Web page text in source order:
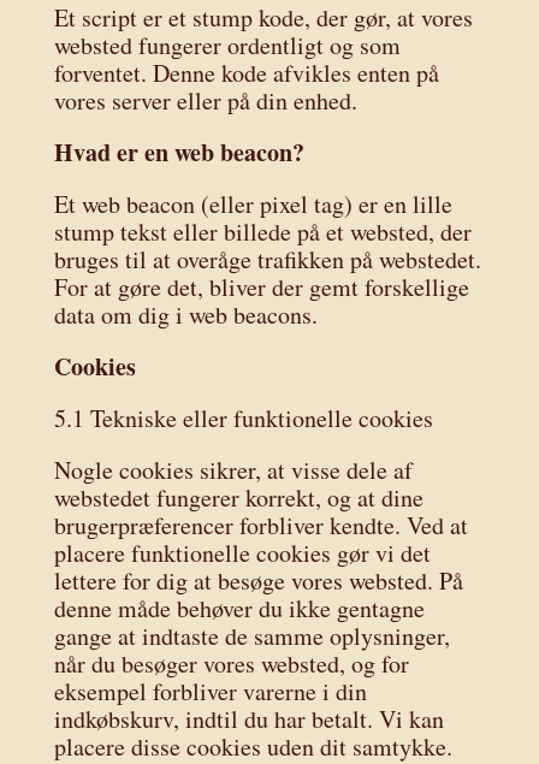
Et script er et stump kode, der gør, at vores
websted fungerer ordentligt og som
forventet. Denne kode afvikles enten på
vores server eller på din enhed.
Hvad er en web beacon?
Et web beacon (eller pixel tag) er en lille
stump tekst eller billede på et websted, der
bruges til at overåge trafikken på webstedet.
For at gøre det, bliver der gemt forskellige
data om dig i web beacons.
Cookies
5.1 Tekniske eller funktionelle cookies
Nogle cookies sikrer, at visse dele af
webstedet fungerer korrekt, og at dine
brugerpræferencer forbliver kendte. Ved at
placere funktionelle cookies gør vi det
lettere for dig at besøge vores websted. På
denne måde behøver du ikke gentagne
gange at indtaste de samme oplysninger,
når du besøger vores websted, og for
eksempel forbliver varerne i din
indkøbskurv, indtil du har betalt. Vi kan
placere disse cookies uden dit samtykke.